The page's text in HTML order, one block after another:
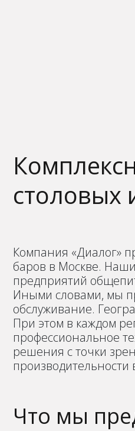
столовых
Компания «Диалог»
баров в Москве.
предприятий
Иными словами, мы
обслуживание.
При этом в каждом
профессиональное
решения с точки
Что мы